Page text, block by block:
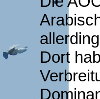
Dort